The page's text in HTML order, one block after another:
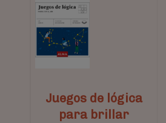
Juegos de lógica
para brillar